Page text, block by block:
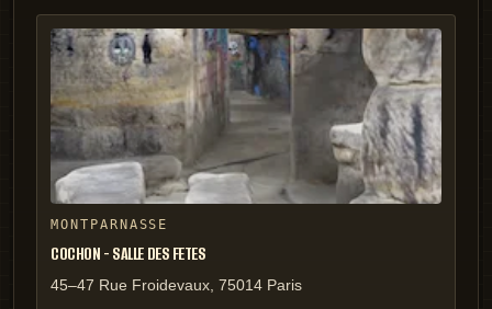
MONTPARNASSE
COCHON - SALLE DES FETES
45–47 Rue Froidevaux, 75014 Paris